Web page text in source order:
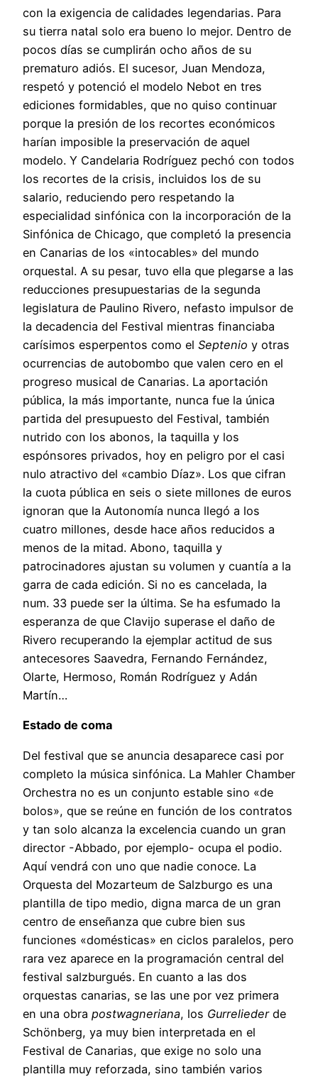
con la exigencia de calidades legendarias. Para
su tierra natal solo era bueno lo mejor. Dentro de
pocos días se cumplirán ocho años de su
prematuro adiós. El sucesor, Juan Mendoza,
respetó y potenció el modelo Nebot en tres
ediciones formidables, que no quiso continuar
porque la presión de los recortes económicos
harían imposible la preservación de aquel
modelo. Y Candelaria Rodríguez pechó con todos
los recortes de la crisis, incluidos los de su
salario, reduciendo pero respetando la
especialidad sinfónica con la incorporación de la
Sinfónica de Chicago, que completó la presencia
en Canarias de los «intocables» del mundo
orquestal. A su pesar, tuvo ella que plegarse a las
reducciones presupuestarias de la segunda
legislatura de Paulino Rivero, nefasto impulsor de
la decadencia del Festival mientras financiaba
carísimos esperpentos como el Septenio y otras
ocurrencias de autobombo que valen cero en el
progreso musical de Canarias. La aportación
pública, la más importante, nunca fue la única
partida del presupuesto del Festival, también
nutrido con los abonos, la taquilla y los
espónsores privados, hoy en peligro por el casi
nulo atractivo del «cambio Díaz». Los que cifran
la cuota pública en seis o siete millones de euros
ignoran que la Autonomía nunca llegó a los
cuatro millones, desde hace años reducidos a
menos de la mitad. Abono, taquilla y
patrocinadores ajustan su volumen y cuantía a la
garra de cada edición. Si no es cancelada, la
num. 33 puede ser la última. Se ha esfumado la
esperanza de que Clavijo superase el daño de
Rivero recuperando la ejemplar actitud de sus
antecesores Saavedra, Fernando Fernández,
Olarte, Hermoso, Román Rodríguez y Adán
Martín…
Estado de coma
Del festival que se anuncia desaparece casi por
completo la música sinfónica. La Mahler Chamber
Orchestra no es un conjunto estable sino «de
bolos», que se reúne en función de los contratos
y tan solo alcanza la excelencia cuando un gran
director -Abbado, por ejemplo- ocupa el podio.
Aquí vendrá con uno que nadie conoce. La
Orquesta del Mozarteum de Salzburgo es una
plantilla de tipo medio, digna marca de un gran
centro de enseñanza que cubre bien sus
funciones «domésticas» en ciclos paralelos, pero
rara vez aparece en la programación central del
festival salzburgués. En cuanto a las dos
orquestas canarias, se las une por vez primera
en una obra postwagneriana, los Gurreliederde
Schönberg, ya muy bien interpretada en el
Festival de Canarias, que exige no solo una
plantilla muy reforzada, sino también varios